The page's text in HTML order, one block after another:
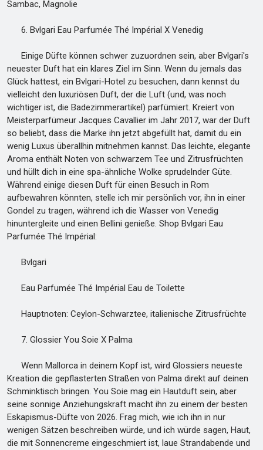
Sambac, Magnolie
6. Bvlgari Eau Parfumée Thé Impérial X Venedig
Einige Düfte können schwer zuzuordnen sein, aber Bvlgari's
neuester Duft hat ein klares Ziel im Sinn. Wenn du jemals das
Glück hattest, ein Bvlgari-Hotel zu besuchen, dann kennst du
vielleicht den luxuriösen Duft, der die Luft (und, was noch
wichtiger ist, die Badezimmerartikel) parfümiert. Kreiert von
Meisterparfümeur Jacques Cavallier im Jahr 2017, war der Duft
so beliebt, dass die Marke ihn jetzt abgefüllt hat, damit du ein
wenig Luxus überallhin mitnehmen kannst. Das leichte, elegante
Aroma enthält Noten von schwarzem Tee und Zitrusfrüchten
und hüllt dich in eine spa-ähnliche Wolke sprudelnder Güte.
Während einige diesen Duft für einen Besuch in Rom
aufbewahren könnten, stelle ich mir persönlich vor, ihn in einer
Gondel zu tragen, während ich die Wasser von Venedig
hinuntergleite und einen Bellini genieße. Shop Bvlgari Eau
Parfumée Thé Impérial:
Bvlgari
Eau Parfumée Thé Impérial Eau de Toilette
Hauptnoten: Ceylon-Schwarztee, italienische Zitrusfrüchte
7. Glossier You Soie X Palma
Wenn Mallorca in deinem Kopf ist, wird Glossiers neueste
Kreation die gepflasterten Straßen von Palma direkt auf deinen
Schminktisch bringen. You Soie mag ein Hautduft sein, aber
seine sonnige Anziehungskraft macht ihn zu einem der besten
Eskapismus-Düfte von 2026. Frag mich, wie ich ihn in nur
wenigen Sätzen beschreiben würde, und ich würde sagen, Haut,
die mit Sonnencreme eingeschmiert ist, laue Strandabende und